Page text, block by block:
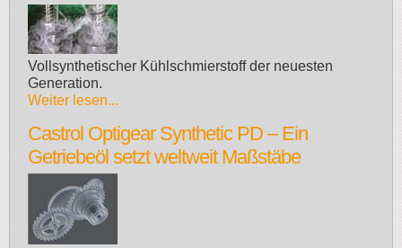
Vollsynthetischer Kühlschmierstoff der neuesten
Generation.
Weiter lesen...
Castrol Optigear Synthetic PD – Ein
Getriebeöl setzt weltweit Maßstäbe